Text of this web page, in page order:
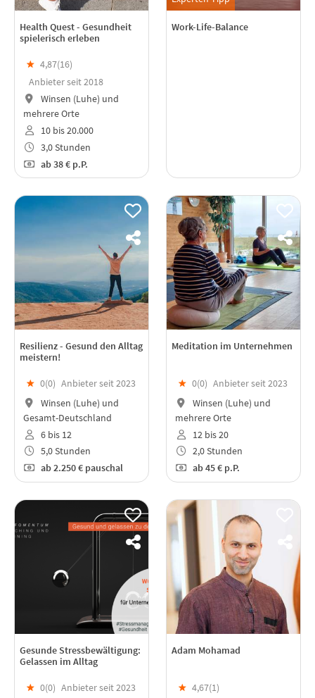
Health Quest - Gesundheit
spielerisch erleben
★ 4,87(16)
Anbieter seit 2018
Winsen (Luhe) und
mehrere Orte
10 bis 20.000
3,0 Stunden
ab38 € p.P.
Work-Life-Balance
Resilienz - Gesund den Alltag
meistern!
★ 0(0) Anbieter seit 2023
Winsen (Luhe) und
Gesamt-Deutschland
6 bis 12
5,0 Stunden
ab2.250 € pauschal
Meditation im Unternehmen
★ 0(0) Anbieter seit 2023
Winsen (Luhe) und
mehrere Orte
12 bis 20
2,0 Stunden
ab45 € p.P.
Gesunde Stressbewältigung:
Gelassen im Alltag
★ 0(0) Anbieter seit 2023
Adam Mohamad
★ 4,67(1)